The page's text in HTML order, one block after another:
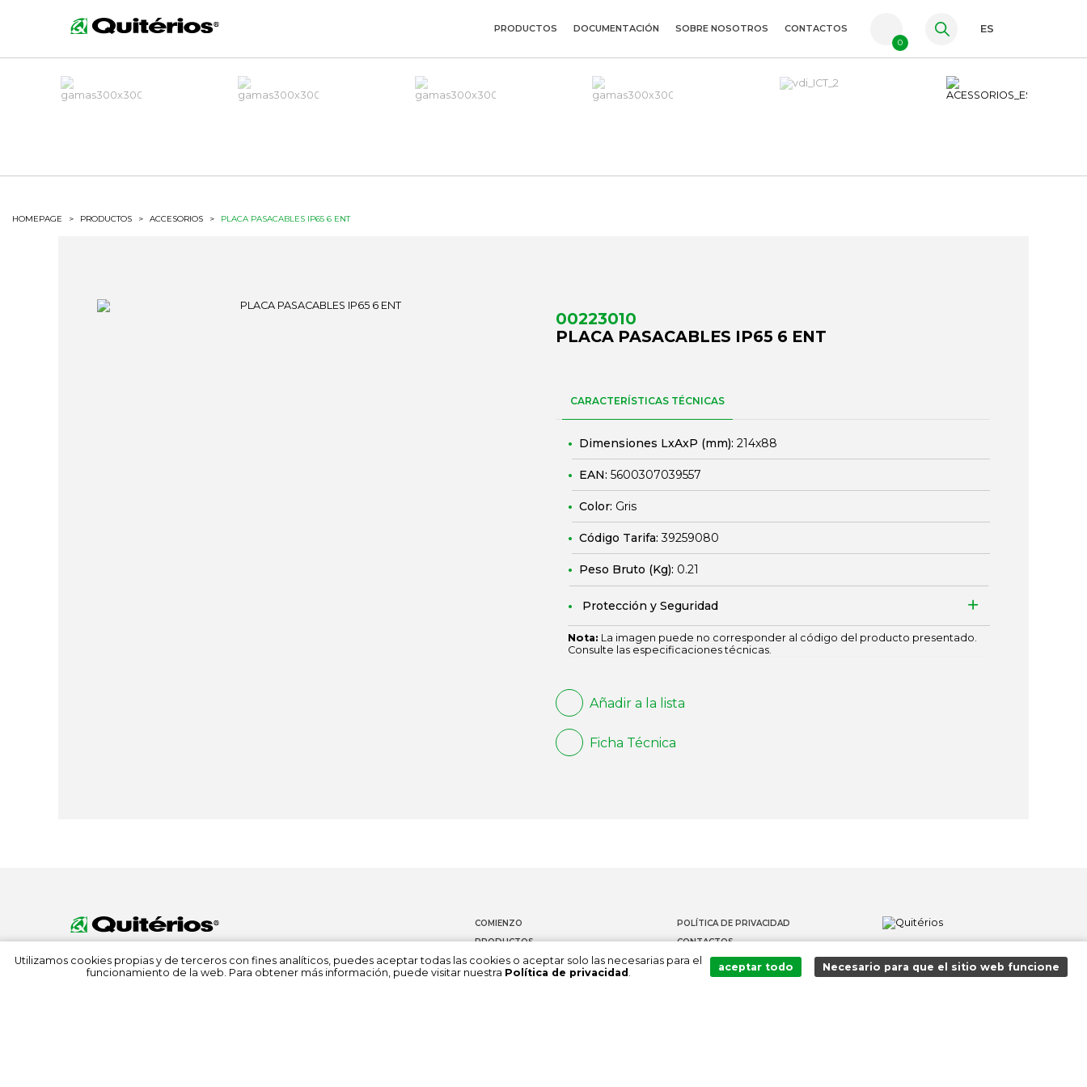
FR
PRODUCTOS DOCUMENTACIÓN SOBRE NOSOTROS CONTACTOS
0
ES
HOMEPAGE > PRODUCTOS > ACCESORIOS > PLACA PASACABLES IP65 6 ENT
00223010
PLACA PASACABLES IP65 6 ENT
CARACTERÍSTICAS TÉCNICAS
Dimensiones LxAxP (mm): 214x88
EAN: 5600307039557
Color: Gris
Código Tarifa:39259080
Peso Bruto (Kg): 0.21
Protección y Seguridad
Nota: La imagen puede no corresponder al código del producto presentado.
Consulte las especificaciones técnicas.
Añadir a la lista
Ficha Técnica
COMIENZO
PRODUCTOS
DOCUMENTACIÓN
SOBRE NOSOTROS
POLÍTICA DE PRIVACIDAD
CONTACTOS
CANAL DE DENUNCIANTES
Utilizamos cookies propias y de terceros con fines analíticos, puedes aceptar todas las cookies o aceptar solo las necesarias para el
funcionamiento de la web. Para obtener más información, puede visitar nuestra Política de privacidad . aceptar todo Necesario para que el sitio web funcione